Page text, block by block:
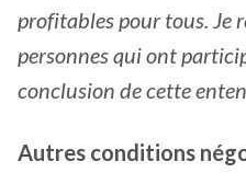
profitables pour tous. Je
personnes qui ont
conclusion de cette
Autres conditions